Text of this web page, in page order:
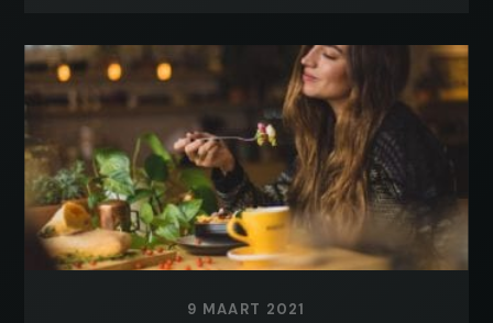
9 MAART 2021